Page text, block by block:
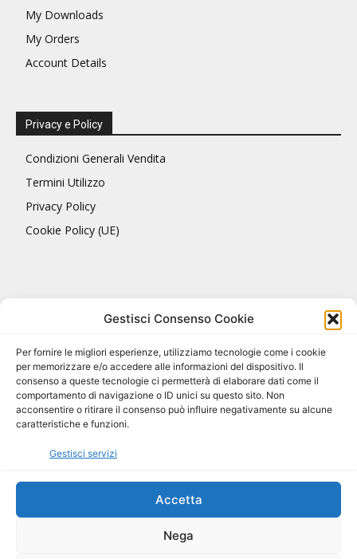
Gestisci Consenso Cookie
Per fornire le migliori esperienze, utilizziamo tecnologie come i cookie
per memorizzare e/o accedere alle informazioni del dispositivo. Il
consenso a queste tecnologie ci permetterà di elaborare dati come il
comportamento di navigazione o ID unici su questo sito. Non
acconsentire o ritirare il consenso può influire negativamente su alcune
caratteristiche e funzioni.
Gestisci servizi
Accetta
Nega
My Downloads
My Orders
Account Details
Privacy e Policy
Condizioni Generali Vendita
Termini Utilizzo
Privacy Policy
Cookie Policy (UE)